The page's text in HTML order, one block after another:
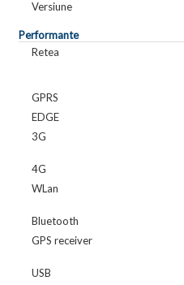
Versiune
Performante
Retea
GPRS
EDGE
3G
4G
WLan
Bluetooth
GPS receiver
USB